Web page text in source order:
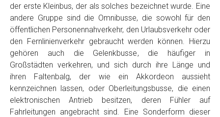
der erste Kleinbus, der als solches bezeichnet wurde. Eine
andere Gruppe sind die Omnibusse, die sowohl für den
öffentlichen Personennahverkehr, den Urlaubsverkehr oder
den Fernlinienverkehr gebraucht werden können. Hierzu
gehören auch die Gelenkbusse, die häufiger in
Großstädten verkehren, und sich durch ihre Länge und
ihren Faltenbalg, der wie ein Akkordeon aussieht
kennzeichnen lassen, oder Oberleitungsbusse, die einen
elektronischen Antrieb besitzen, deren Fühler auf
Fahrleitungen angebracht sind. Eine Sonderform dieser